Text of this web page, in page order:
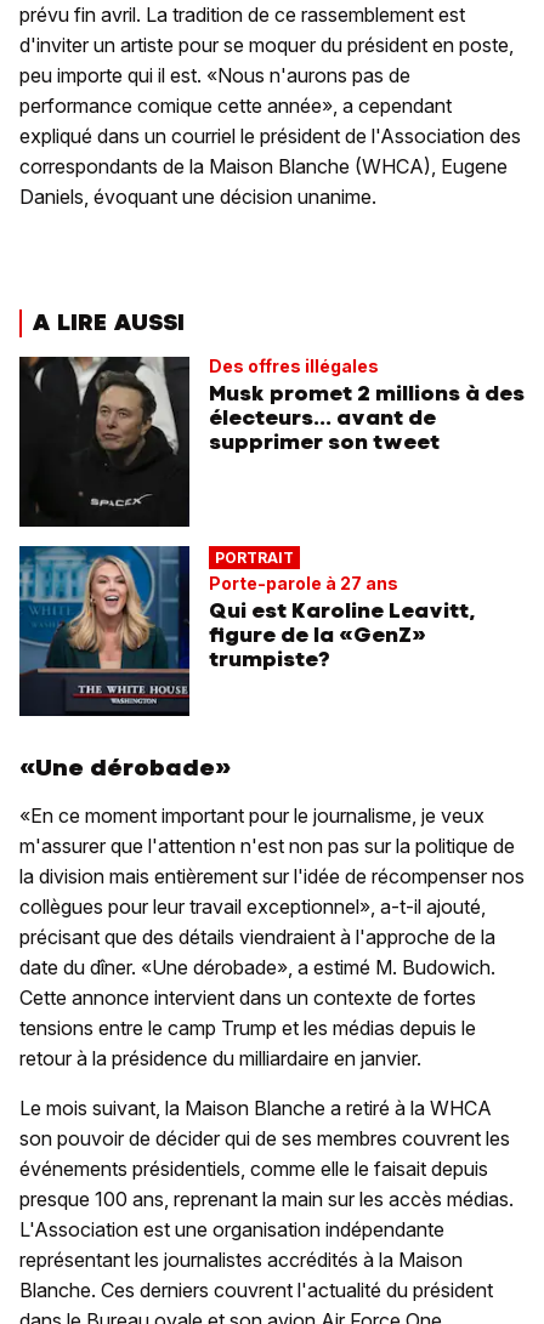
prévu fin avril. La tradition de ce rassemblement est
d'inviter un artiste pour se moquer du président en poste,
peu importe qui il est. «Nous n'aurons pas de
performance comique cette année», a cependant
expliqué dans un courriel le président de l'Association des
correspondants de la Maison Blanche (WHCA), Eugene
Daniels, évoquant une décision unanime.
A LIRE AUSSI
Des offres illégales
Musk promet 2 millions à des
électeurs... avant de
supprimer son tweet
PORTRAIT
Porte-parole à 27 ans
Qui est Karoline Leavitt,
figure de la «GenZ»
trumpiste?
«Une dérobade»
«En ce moment important pour le journalisme, je veux
m'assurer que l'attention n'est non pas sur la politique de
la division mais entièrement sur l'idée de récompenser nos
collègues pour leur travail exceptionnel», a-t-il ajouté,
précisant que des détails viendraient à l'approche de la
date du dîner. «Une dérobade», a estimé M. Budowich.
Cette annonce intervient dans un contexte de fortes
tensions entre le camp Trump et les médias depuis le
retour à la présidence du milliardaire en janvier.
Le mois suivant, la Maison Blanche a retiré à la WHCA
son pouvoir de décider qui de ses membres couvrent les
événements présidentiels, comme elle le faisait depuis
presque 100 ans, reprenant la main sur les accès médias.
L'Association est une organisation indépendante
représentant les journalistes accrédités à la Maison
Blanche. Ces derniers couvrent l'actualité du président